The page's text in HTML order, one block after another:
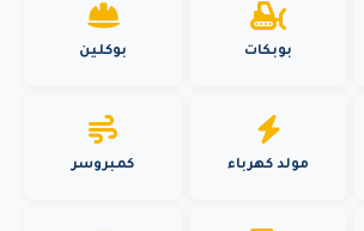
بوبكات بوكلين
مولد كهرباء كمبروسر